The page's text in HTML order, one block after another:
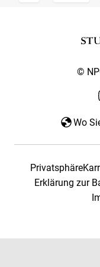
©
Wo
Privatsphäre
Erklärung zur